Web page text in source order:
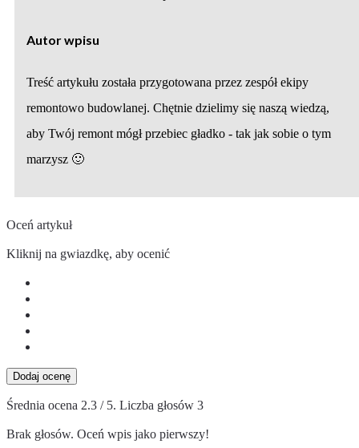
Autor wpisu
Treść artykułu została przygotowana przez zespół ekipy
remontowo budowlanej. Chętnie dzielimy się naszą wiedzą,
aby Twój remont mógł przebiec gładko - tak jak sobie o tym
marzysz 🙂
Oceń artykuł
Kliknij na gwiazdkę, aby ocenić
Dodaj ocenę
Średnia ocena 2.3 / 5. Liczba głosów 3
Brak głosów. Oceń wpis jako pierwszy!